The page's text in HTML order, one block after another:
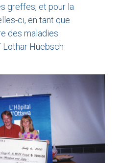
greffes, et pour la
ci, en tant que
des maladies
Lothar Huebsch